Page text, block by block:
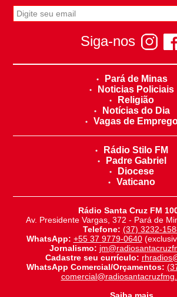
Siga-nos
Pará de Minas
Noticias Policiais
Religião
Notícias do Dia
Vagas de
Rádio Stilo FM
Padre Gabriel
Diocese
Vaticano
Rádio Santa Cruz FM
Av. Presidente Vargas, 372 - Pará de
Telefone: (37) 3232-
WhatsApp: +55 37 9779-0640
Jornalismo:
Cadastre seu currículo:
WhatsApp Comercial/Orçamentos: